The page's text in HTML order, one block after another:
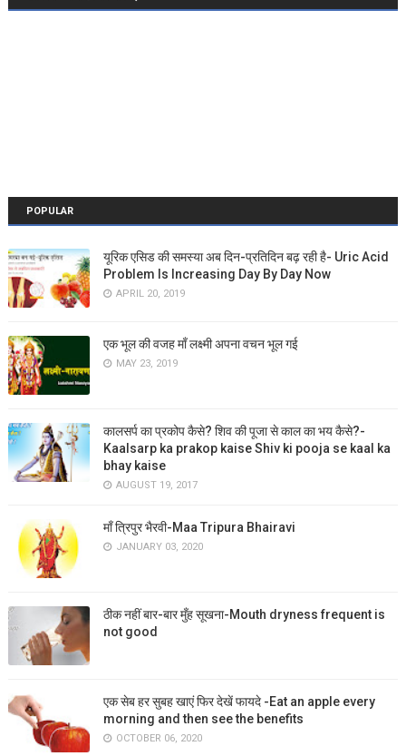
POPULAR
यूरिक एसिड की समस्या अब दिन-प्रतिदिन बढ़ रही है- Uric Acid
Problem Is Increasing Day By Day Now
APRIL 20, 2019
एक भूल की वजह माँ लक्ष्मी अपना वचन भूल गई
MAY 23, 2019
कालसर्प का प्रकोप कैसे? शिव की पूजा से काल का भय कैसे?-
Kaalsarp ka prakop kaise Shiv ki pooja se kaal ka
bhay kaise
AUGUST 19, 2017
माँ त्रिपुर भैरवी-Maa Tripura Bhairavi
JANUARY 03, 2020
ठीक नहीं बार-बार मुँह सूखना-Mouth dryness frequent is
not good
एक सेब हर सुबह खाएं फिर देखें फायदे -Eat an apple every
morning and then see the benefits
OCTOBER 06, 2020